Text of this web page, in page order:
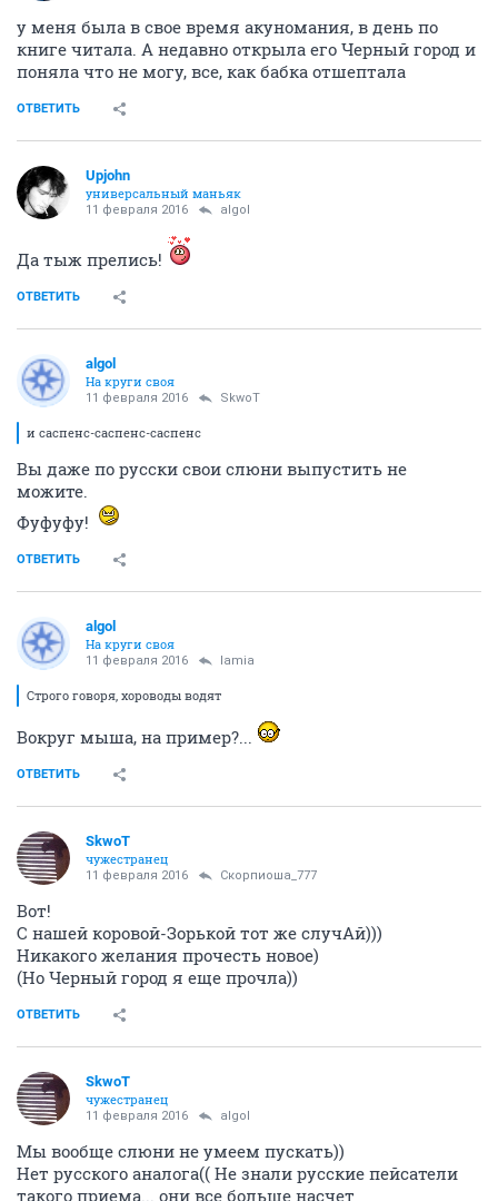
у меня была в свое время акуномания, в день по
книге читала. А недавно открыла его Черный город и
поняла что не могу, все, как бабка отшептала
ОТВЕТИТЬ
Upjohn
универсальный маньяк
11 февраля 2016 аlgоl
Да тыж прелись!
ОТВЕТИТЬ
аlgоl
На круги своя
11 февраля 2016 SkwоT
и саспенс-саспенс-саспенс
Вы даже по русски свои слюни выпустить не
можите.
Фуфуфу!
ОТВЕТИТЬ
аlgоl
На круги своя
11 февраля 2016 lamia
Строго говоря, хороводы водят
Вокруг мыша, на пример?...
ОТВЕТИТЬ
SkwоT
чужестранец
11 февраля 2016 Скорпиоша_777
Вот!
С нашей коровой-Зорькой тот же случАй)))
Никакого желания прочесть новое)
(Но Черный город я еще прочла))
ОТВЕТИТЬ
SkwоT
чужестранец
11 февраля 2016 аlgоl
Мы вообще слюни не умеем пускать))
Нет русского аналога(( Не знали русские пейсатели
такого приема... они все больше насчет